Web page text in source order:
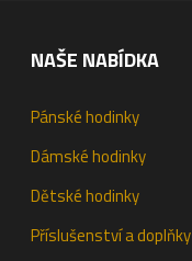
NAŠE NABÍDKA
Pánské hodinky
Dámské hodinky
Dětské hodinky
Příslušenství a doplňky